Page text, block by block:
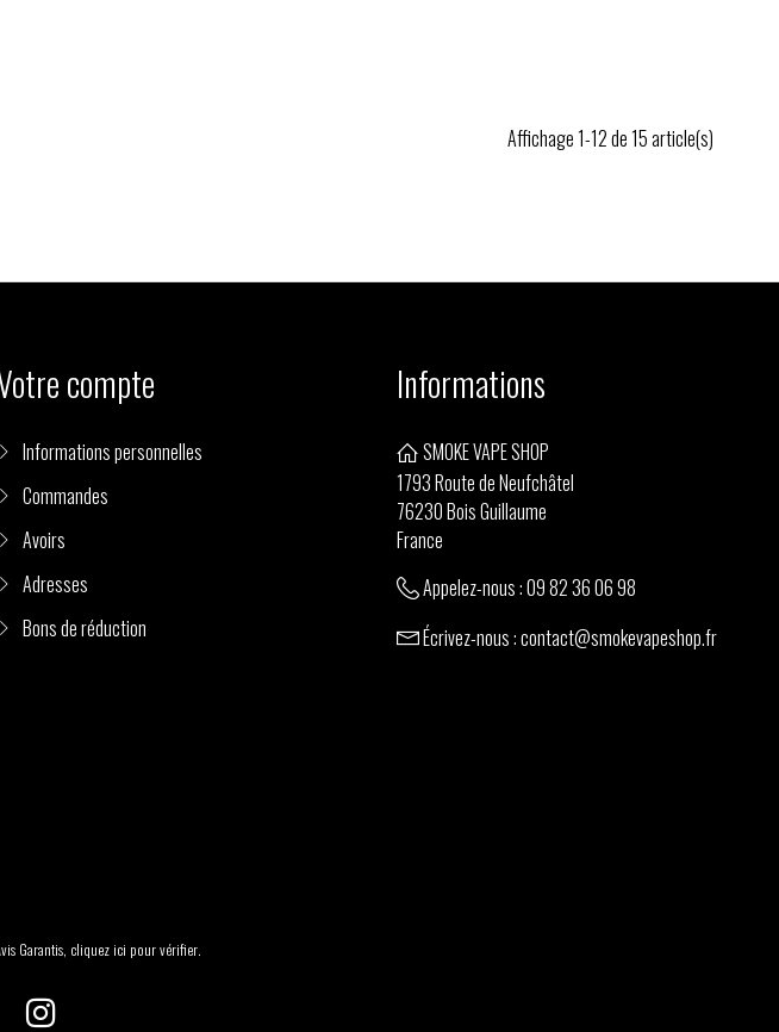
Affichage 1-12 de 15 article(s)
compte
Informations personnelles
Commandes
Avoirs
Adresses
Bons de réduction
Informations
SMOKE VAPE SHOP
1793 Route de Neufchâtel
76230 Bois Guillaume
France
Appelez-nous :09 82 36 06 98
Écrivez-nous :contact@smokevapeshop.fr
Garantis, cliquez ici pour vérifier.